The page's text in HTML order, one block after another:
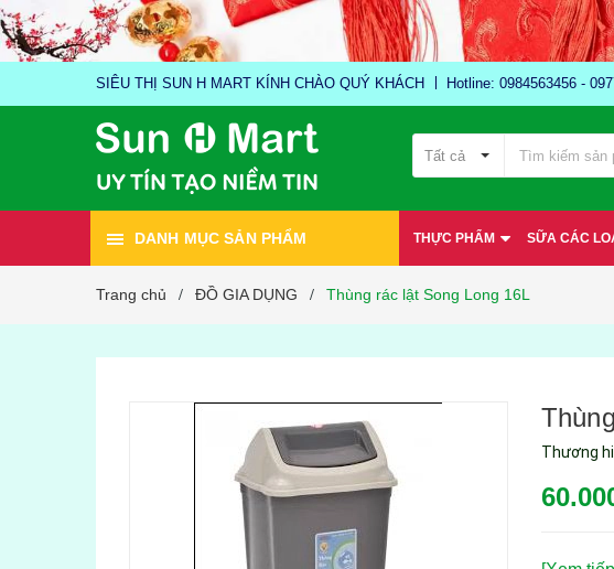
SIÊU THỊ SUN H MART KÍNH CHÀO QUÝ KHÁCH Hotline: 0984563456 -
Tất cả
DANH MỤC SẢN PHẨM THỰC PHẨM SỮA CÁC
Trang chủ / ĐỒ GIA DỤNG / Thùng rác lật Song Long 16L
Thương